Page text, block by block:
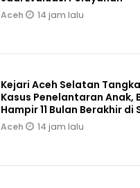
Aceh 14 jam lalu
Kejari Aceh Selatan
Kasus Penelantaran Anak,
Hampir 11 Bulan Berakhir di
Aceh 14 jam lalu